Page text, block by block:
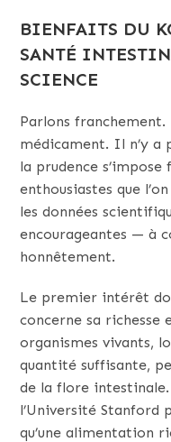
BIENFAITS DU
SANTÉ
SCIENCE
Parlons franchement.
médicament. Il n’y a
la prudence
enthousiastes que
les données
encourageantes — à
honnêtement.
Le premier intérêt
concerne sa richesse
organismes vivants,
quantité suffisante,
de la flore intestinale.
l’Université Stanford
qu’une alimentation